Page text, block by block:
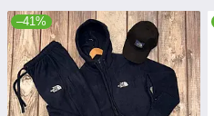
–41%